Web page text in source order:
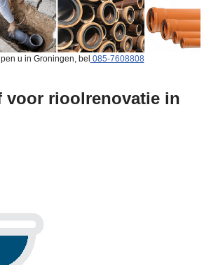
u in Groningen, bel 085-7608808
voor rioolrenovatie in